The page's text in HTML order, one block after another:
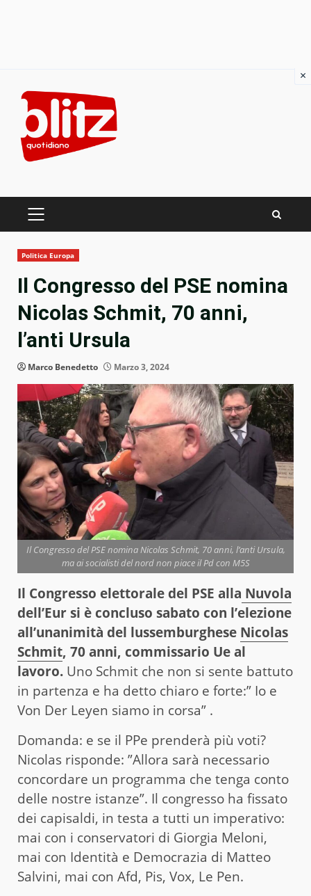
content
PRIMARY
Politica Europa
Il Congresso del PSE nomina
Nicolas Schmit, 70 anni,
l’anti Ursula
Marco Benedetto Marzo 3, 2024
Il Congresso del PSE nomina Nicolas Schmit, 70 anni, l’anti Ursula,
ma ai socialisti del nord non piace il Pd con M5S
Il Congresso elettorale del PSE alla Nuvola
dell’Eur si è concluso sabato con l’elezione
all’unanimità del lussemburghese Nicolas
Schmit, 70 anni, commissario Ue al
lavoro. Uno Schmit che non si sente battuto
in partenza e ha detto chiaro e forte:” Io e
Von Der Leyen siamo in corsa” .
Domanda: e se il PPe prenderà più voti?
Nicolas risponde: ”Allora sarà necessario
concordare un programma che tenga conto
delle nostre istanze”. Il congresso ha fissato
dei capisaldi, in testa a tutti un imperativo:
mai con i conservatori di Giorgia Meloni,
mai con Identità e Democrazia di Matteo
Salvini, mai con Afd, Pis, Vox, Le Pen.
×